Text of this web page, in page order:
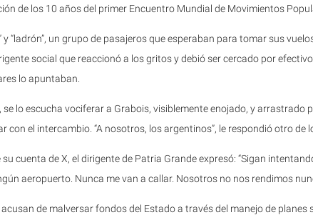
de los 10 años del primer Encuentro Mundial de Movimientos
y “ladrón”, un grupo de pasajeros que esperaban para tomar sus
social que reaccionó a los gritos y debió ser cercado por
lo apuntaban.
se lo escucha vociferar a Grabois, visiblemente enojado, y arrastrado
con el intercambio. “A nosotros, los argentinos”, le respondió otro de
cuenta de X, el dirigente de Patria Grande expresó: “Sigan
aeropuerto. Nunca me van a callar. Nosotros no nos rendimos
de malversar fondos del Estado a través del manejo de planes